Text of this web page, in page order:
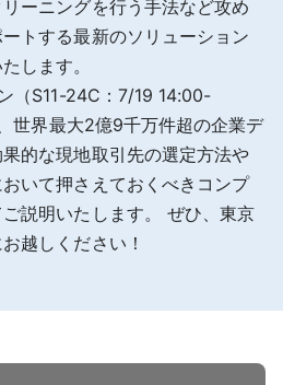
ーニングを行う手法など攻め
トする最新のソリューション
します。
（S11-24C：7/19 14:00-
世界最大2億9千万件超の企業デ
的な現地取引先の選定方法や
いて押さえておくべきコンプ
説明いたします。 ぜひ、東京
越しください！